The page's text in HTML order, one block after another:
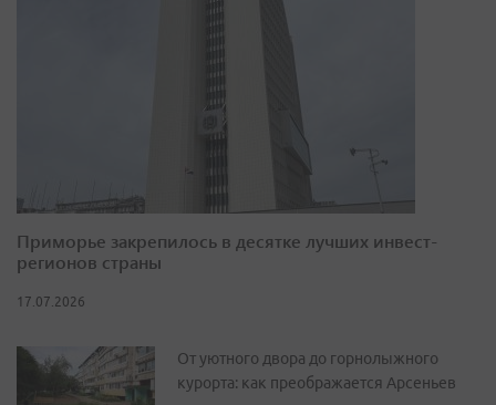
Приморье закрепилось в десятке лучших инвест-
регионов страны
17.07.2026
От уютного двора до горнолыжного
курорта: как преображается Арсеньев